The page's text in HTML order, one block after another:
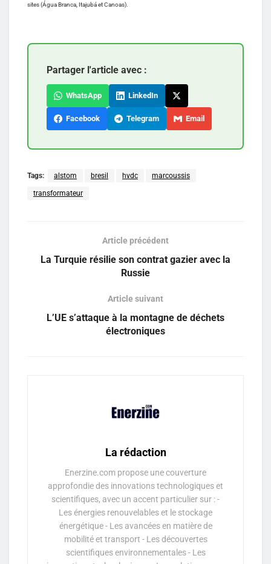
sites (Água Branca, Itajubá et Canoas).
Partager l'article avec :
WhatsApp LinkedIn
Facebook Telegram Email
Tags: alstom bresil hvdc marcoussis
transformateur
Article précédent
La Turquie résilie son contrat gazier avec la
Russie
Article suivant
L’UE s’attaque à la montagne de déchets
électroniques
La rédaction
Enerzine.com propose une couverture
approfondie des innovations technologiques et
scientifiques, avec un accent particulier sur : -
Les énergies renouvelables et le stockage
énergétique - Les avancées en matière de
mobilité et transport - Les découvertes
scientifiques environnementales - Les